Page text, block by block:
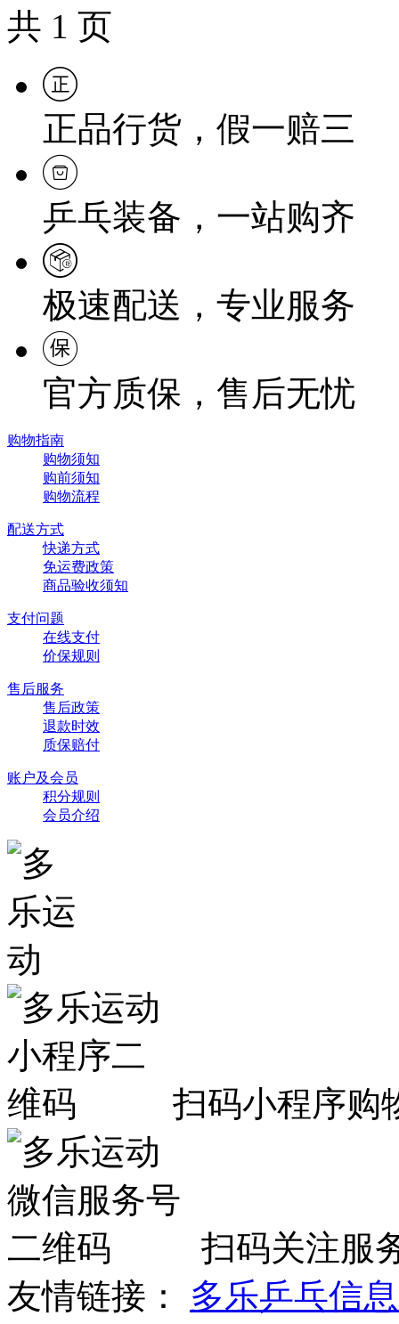
共 1 页
正品行货，假一赔三
乒乓装备，一站购齐
极速配送，专业服务
官方质保，售后无忧
购物指南
购物须知
购前须知
购物流程
配送方式
快递方式
免运费政策
商品验收须知
支付问题
在线支付
价保规则
售后服务
售后政策
退款时效
质保赔付
账户及会员
积分规则
会员介绍
扫码小程序购
扫码关注服
友情链接：
多乐乒乓信